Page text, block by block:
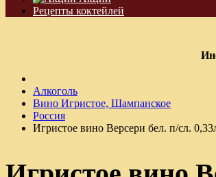
Рецепты коктейлей
Алкоголь
Вино Игристое, Шампанское
Россия
Игристое вино Версери бел. п/сл.